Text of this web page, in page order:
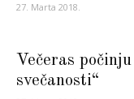
27. Marta 2018.
Večeras
svečanosti“